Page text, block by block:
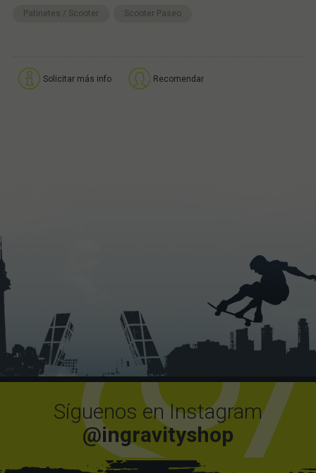
Patinetes / Scooter Scooter Paseo
Solicitar más info Recomendar
Síguenos en Instagram
@ingravityshop